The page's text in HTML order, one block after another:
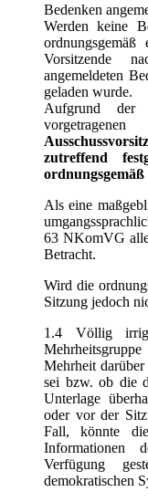
Bedenken
Werden keine
Vorsitzende
angemeldeten
geladen wurde.
Aufgrund der
zutreffend
Als eine
63 NKomVG
Betracht.
Wird die
Sitzung jedoch
1.4 Völlig
Mehrheit darüber
sei bzw. ob die
Unterlage
oder vor der
Fall, könnte
Informationen
Verfügung
demokratischen